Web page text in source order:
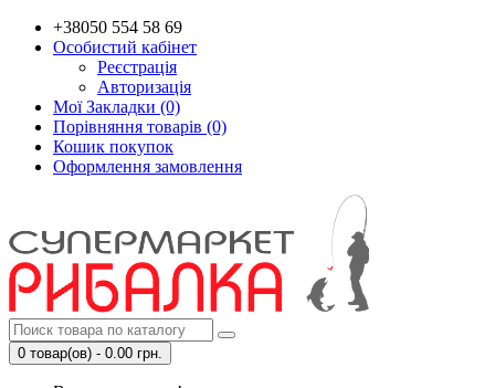
+38050 554 58 69
Особистий кабінет
Реєстрація
Авторизація
Мої Закладки (0)
Порівняння товарів (0)
Кошик покупок
Оформлення замовлення
0 товар(ов) - 0.00 грн.